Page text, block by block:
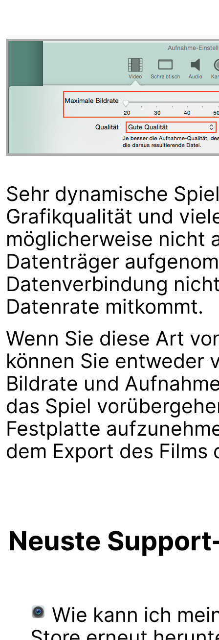
Sehr dynamische
Grafikqualität und
möglicherweise nicht
Datenträger
Datenverbindung
Datenrate mitkommt.
Wenn Sie diese Art
können Sie entweder
Bildrate und
das Spiel
Festplatte
dem Export des
Neuste
Wie kann ich